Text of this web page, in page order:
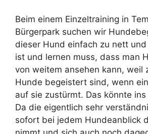
Beim einem Einzeltraining in
Bürgerpark suchen wir
dieser Hund einfach zu nett
ist und lernen muss, dass man
von weitem ansehen kann, weil
Hunde begeistert sind, wenn
auf sie zustürmt. Das könnte
Da die eigentlich sehr
sofort bei jedem Hundeanblick